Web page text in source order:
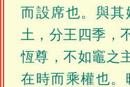
而設席也。與
土，分王四季，
恆尊，不如竈之
在時而乘權也。